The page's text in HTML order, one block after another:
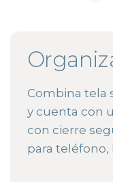
Combina tela
y cuenta con
con cierre
para teléfono,